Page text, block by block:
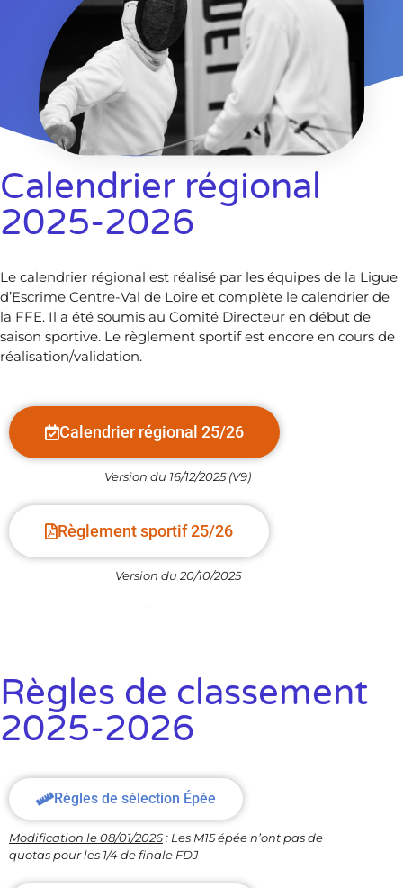
Calendrier régional
2025-2026
Le calendrier régional est réalisé par les équipes de la Ligue
d’Escrime Centre-Val de Loire et complète le calendrier de
la FFE. Il a été soumis au Comité Directeur en début de
saison sportive. Le règlement sportif est encore en cours de
réalisation/validation.
Calendrier régional 25/26
Version du 16/12/2025 (V9)
Règlement sportif 25/26
Version du 20/10/2025
Règles de classement
2025-2026
Règles de sélection Épée
Modification le 08/01/2026: Les M15 épée n’ont pas de
quotas pour les 1/4 de finale FDJ